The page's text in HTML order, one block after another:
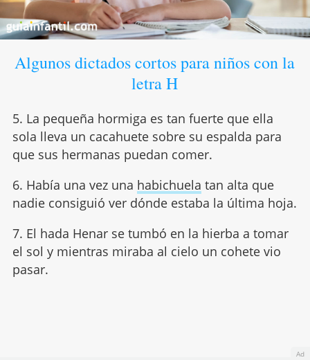
Algunos dictados cortos para niños con la
letra H
5. La pequeña hormiga es tan fuerte que ella
sola lleva un cacahuete sobre su espalda para
que sus hermanas puedan comer.
6. Había una vez una habichuela tan alta que
nadie consiguió ver dónde estaba la última hoja.
7. El hada Henar se tumbó en la hierba a tomar
el sol y mientras miraba al cielo un cohete vio
pasar.
Ad